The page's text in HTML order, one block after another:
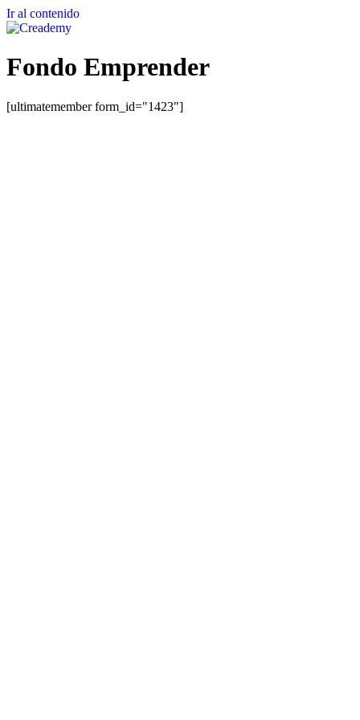
Ir al contenido
Fondo Emprender
[ultimatemember form_id="1423"]